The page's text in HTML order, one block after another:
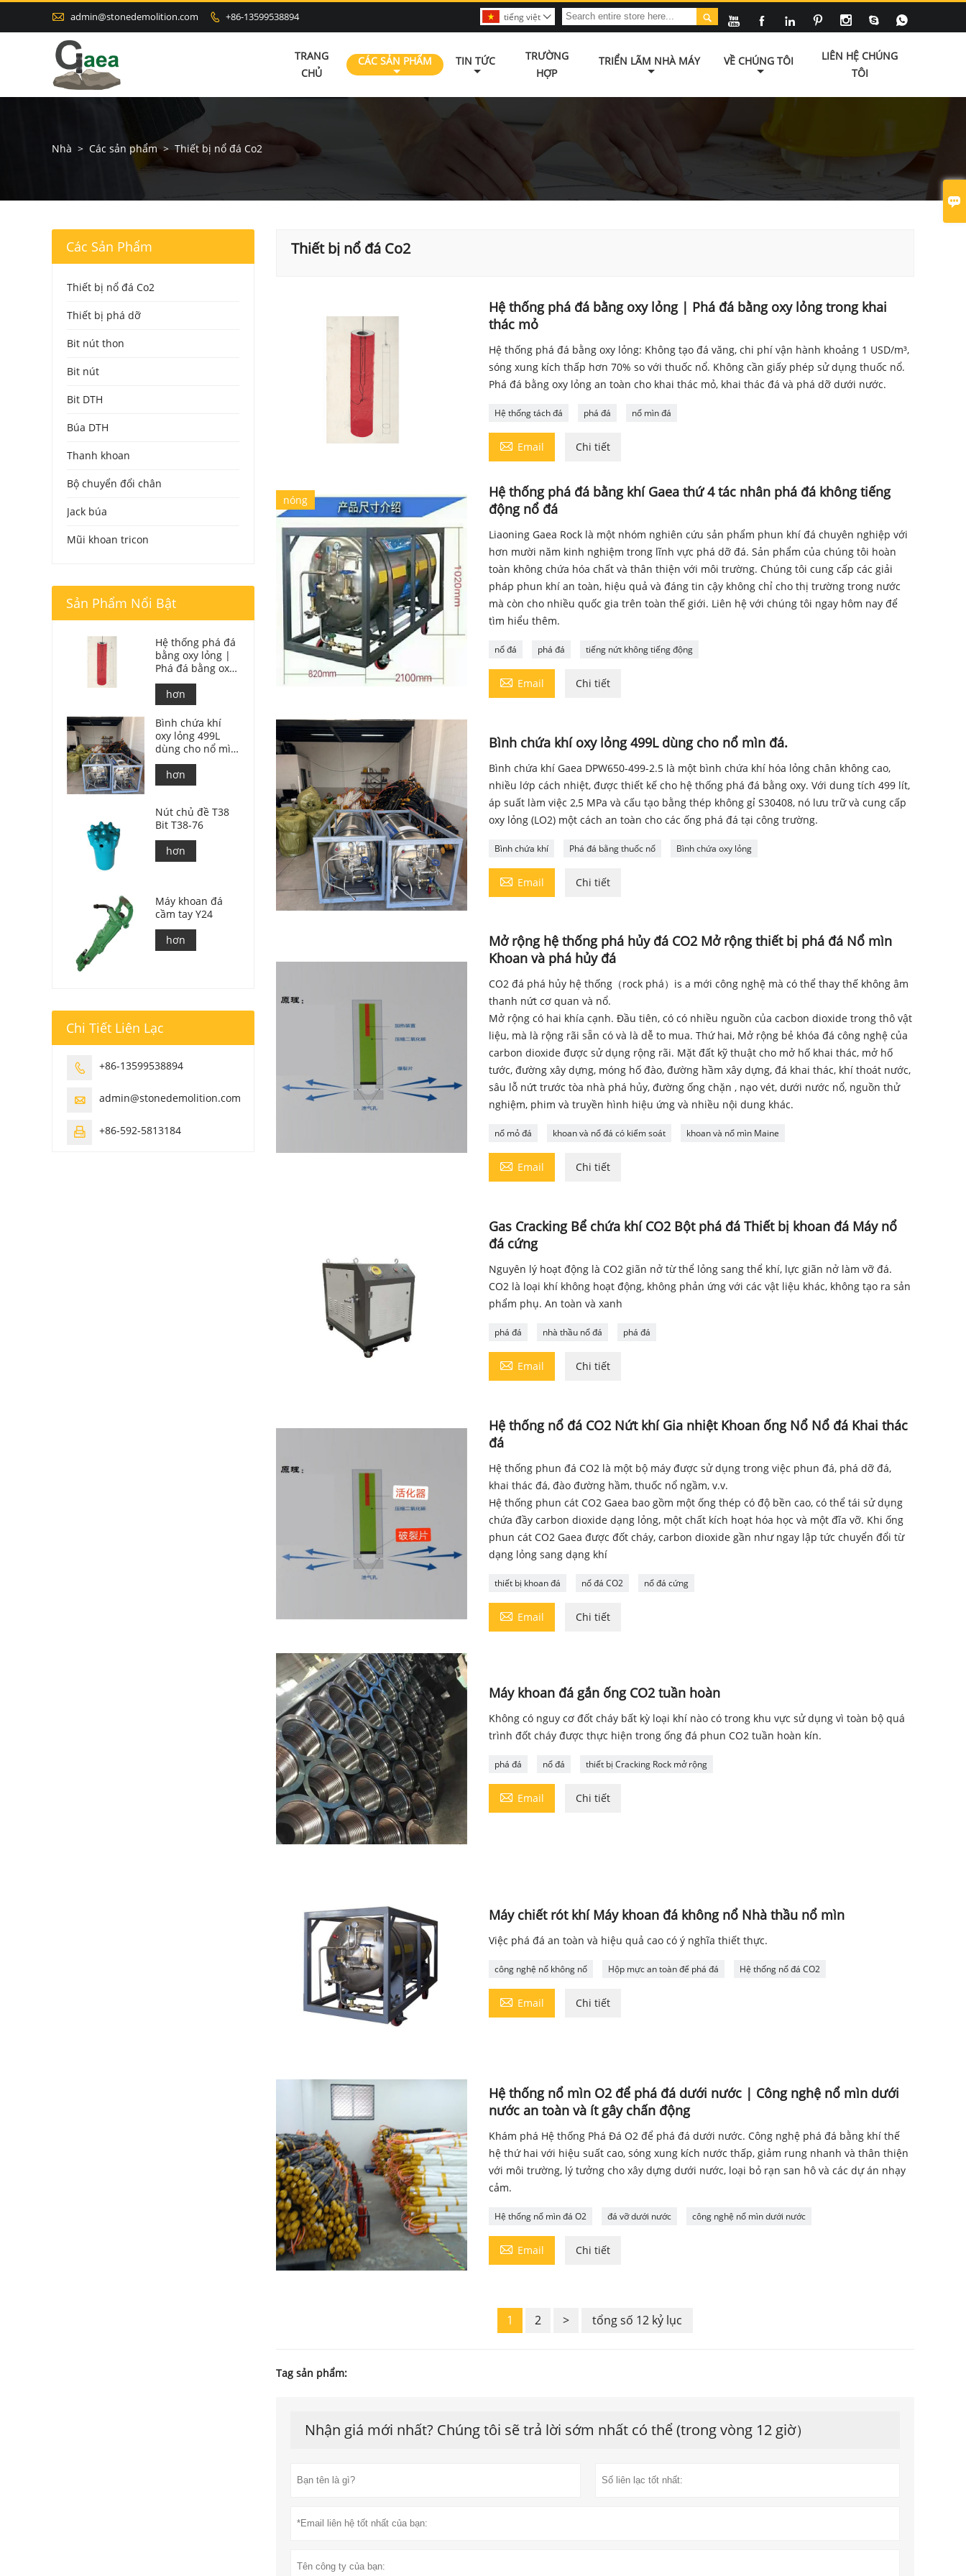

 admin@stonedemolition.com  +86-13599538894       

tiếng việt 
TRANG
CHỦ
CÁC SẢN PHẨM TIN TỨC
TRƯỜNG
HỢP
TRIỂN LÃM NHÀ MÁY VỀ CHÚNG TÔI
LIÊN HỆ CHÚNG
TÔI
Nhà > Các sản phẩm > Thiết bị nổ đá Co2
Thiết bị nổ đá Co2
Hệ thống phá đá bằng oxy lỏng | Phá đá bằng oxy lỏng trong khai
thác mỏ
Hệ thống phá đá bằng oxy lỏng: Không tạo đá văng, chi phí vận hành khoảng 1 USD/m³,
sóng xung kích thấp hơn 70% so với thuốc nổ. Không cần giấy phép sử dụng thuốc nổ.
Phá đá bằng oxy lỏng an toàn cho khai thác mỏ, khai thác đá và phá dỡ dưới nước.
Hệ thống tách đá phá đá nổ mìn đá
 Email Chi tiết
nóng
Hệ thống phá đá bằng khí Gaea thứ 4 tác nhân phá đá không tiếng
động nổ đá
Liaoning Gaea Rock là một nhóm nghiên cứu sản phẩm phun khí đá chuyên nghiệp với
hơn mười năm kinh nghiệm trong lĩnh vực phá dỡ đá. Sản phẩm của chúng tôi hoàn
toàn không chứa hóa chất và thân thiện với môi trường. Chúng tôi cung cấp các giải
pháp phun khí an toàn, hiệu quả và đáng tin cậy không chỉ cho thị trường trong nước
mà còn cho nhiều quốc gia trên toàn thế giới. Liên hệ với chúng tôi ngay hôm nay để
tìm hiểu thêm.
nổ đá phá đá tiếng nứt không tiếng động
 Email Chi tiết
Bình chứa khí oxy lỏng 499L dùng cho nổ mìn đá.
Bình chứa khí Gaea DPW650-499-2.5 là một bình chứa khí hóa lỏng chân không cao,
nhiều lớp cách nhiệt, được thiết kế cho hệ thống phá đá bằng oxy. Với dung tích 499 lít,
áp suất làm việc 2,5 MPa và cấu tạo bằng thép không gỉ S30408, nó lưu trữ và cung cấp
oxy lỏng (LO2) một cách an toàn cho các ống phá đá tại công trường.
Bình chứa khí Phá đá bằng thuốc nổ Bình chứa oxy lỏng
 Email Chi tiết
Mở rộng hệ thống phá hủy đá CO2 Mở rộng thiết bị phá đá Nổ mìn
Khoan và phá hủy đá
CO2 đá phá hủy hệ thống（rock phá）is a mới công nghệ mà có thể thay thế không âm
thanh nứt cơ quan và nổ.
Mở rộng có hai khía cạnh. Đầu tiên, có có nhiều nguồn của cacbon dioxide trong thô vật
liệu, mà là rộng rãi sẵn có và là dễ to mua. Thứ hai, Mở rộng bẻ khóa đá công nghệ của
carbon dioxide được sử dụng rộng rãi. Mặt đất kỹ thuật cho mở hố khai thác, mở hố
tước, đường xây dựng, móng hố đào, đường hầm xây dựng, đá khai thác, khí thoát nước,
sâu lỗ nứt trước tòa nhà phá hủy, đường ống chặn , nạo vét, dưới nước nổ, nguồn thử
nghiệm, phim và truyền hình hiệu ứng và nhiều nội dung khác.
nổ mỏ đá khoan và nổ đá có kiểm soát khoan và nổ mìn Maine
 Email Chi tiết
Gas Cracking Bể chứa khí CO2 Bột phá đá Thiết bị khoan đá Máy nổ
đá cứng
Nguyên lý hoạt động là CO2 giãn nở từ thể lỏng sang thể khí, lực giãn nở làm vỡ đá.
CO2 là loại khí không hoạt động, không phản ứng với các vật liệu khác, không tạo ra sản
phẩm phụ. An toàn và xanh
phá đá nhà thầu nổ đá phá đá
 Email Chi tiết
Hệ thống nổ đá CO2 Nứt khí Gia nhiệt Khoan ống Nổ Nổ đá Khai thác
đá
Hệ thống phun đá CO2 là một bộ máy được sử dụng trong việc phun đá, phá dỡ đá,
khai thác đá, đào đường hầm, thuốc nổ ngầm, v.v.
Hệ thống phun cát CO2 Gaea bao gồm một ống thép có độ bền cao, có thể tái sử dụng
chứa đầy carbon dioxide dạng lỏng, một chất kích hoạt hóa học và một đĩa vỡ. Khi ống
phun cát CO2 Gaea được đốt cháy, carbon dioxide gần như ngay lập tức chuyển đổi từ
dạng lỏng sang dạng khí
thiết bị khoan đá nổ đá CO2 nổ đá cứng
 Email Chi tiết
Máy khoan đá gắn ống CO2 tuần hoàn
Không có nguy cơ đốt cháy bất kỳ loại khí nào có trong khu vực sử dụng vì toàn bộ quá
trình đốt cháy được thực hiện trong ống đá phun CO2 tuần hoàn kín.
phá đá nổ đá thiết bị Cracking Rock mở rộng
 Email Chi tiết
Máy chiết rót khí Máy khoan đá không nổ Nhà thầu nổ mìn
Việc phá đá an toàn và hiệu quả cao có ý nghĩa thiết thực.
công nghệ nổ không nổ Hộp mực an toàn để phá đá Hệ thống nổ đá CO2
 Email Chi tiết
Hệ thống nổ mìn O2 để phá đá dưới nước | Công nghệ nổ mìn dưới
nước an toàn và ít gây chấn động
Khám phá Hệ thống Phá Đá O2 để phá đá dưới nước. Công nghệ phá đá bằng khí thế
hệ thứ hai với hiệu suất cao, sóng xung kích nước thấp, giảm rung nhanh và thân thiện
với môi trường, lý tưởng cho xây dựng dưới nước, loại bỏ rạn san hô và các dự án nhạy
cảm.
Hệ thống nổ mìn đá O2 đá vỡ dưới nước công nghệ nổ mìn dưới nước
 Email Chi tiết
1 2 > tổng số 12 kỷ lục
Tag sản phẩm:
Nhận giá mới nhất? Chúng tôi sẽ trả lời sớm nhất có thể (trong vòng 12 giờ）
Các Sản Phẩm
Thiết bị nổ đá Co2
Thiết bị phá dỡ
Bit nút thon
Bit nút
Bit DTH
Búa DTH
Thanh khoan
Bộ chuyển đổi chân
Jack búa
Mũi khoan tricon
Sản Phẩm Nổi Bật
Hệ thống phá đá
bằng oxy lỏng |
Phá đá bằng oxy
lỏng trong khai
thác mỏ
hơn
Bình chứa khí
oxy lỏng 499L
dùng cho nổ mìn
đá.
hơn
Nút chủ đề T38
Bit T38-76
hơn
Máy khoan đá
cầm tay Y24
hơn
Chi Tiết Liên Lạc
 +86-13599538894
 admin@stonedemolition.com
 +86-592-5813184